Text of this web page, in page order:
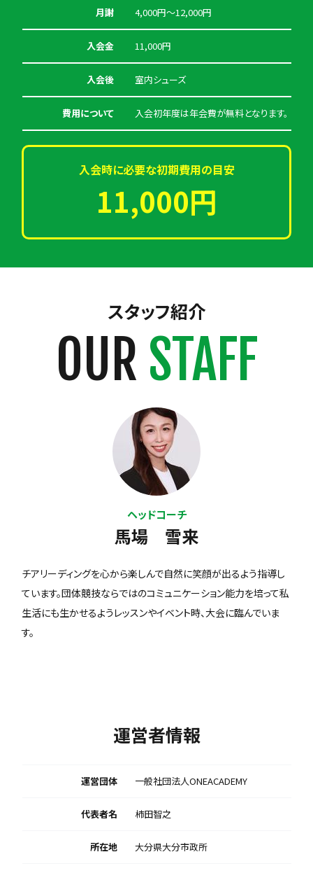
月謝 4,000円〜12,000円
入会金 11,000円
入会後 室内シューズ
費用について 入会初年度は年会費が無料となります。
入会時に必要な初期費用の目安
11,000円
スタッフ紹介
OUR STAFF
ヘッドコーチ
馬場 雪来
チアリーディングを心から楽しんで自然に笑顔が出るよう指導し
ています。団体競技ならではのコミュニケーション能力を培って私
生活にも生かせるようレッスンやイベント時、大会に臨んでいま
す。
運営者情報
運営団体 一般社団法人ONEACADEMY
代表者名 柿田智之
所在地 大分県大分市政所